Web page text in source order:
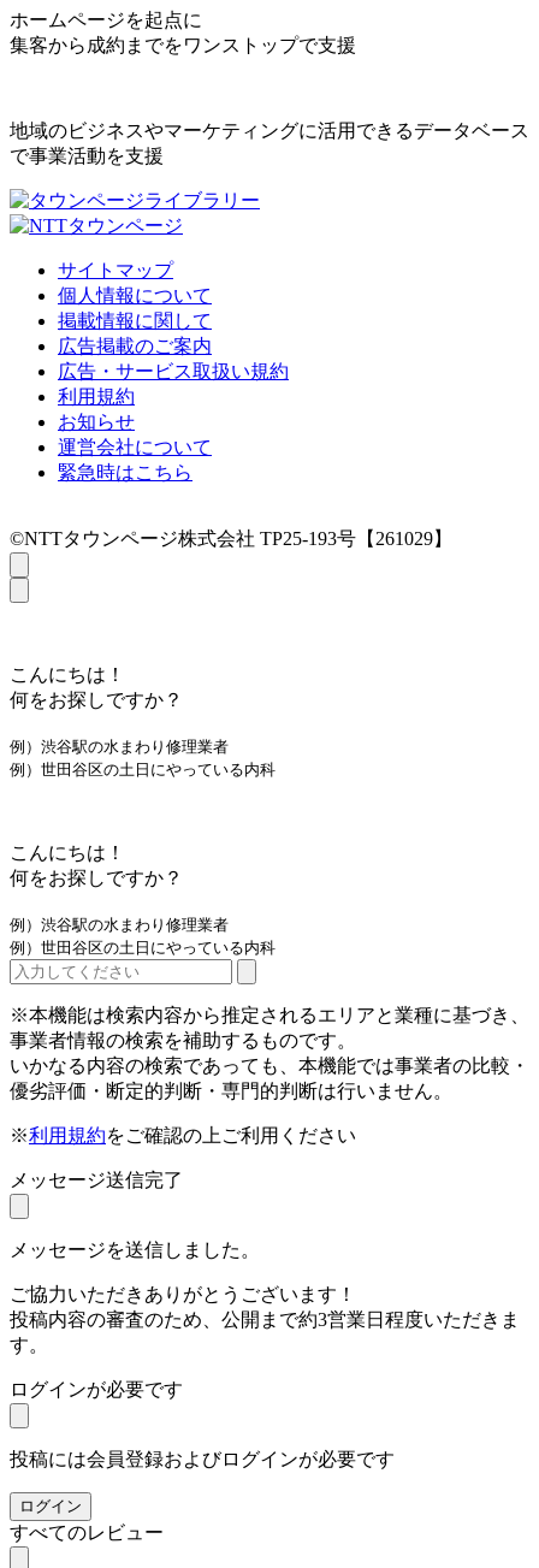
ホームページを起点に
集客から成約までをワンストップで支援
地域のビジネスやマーケティングに活用できるデータベース
で事業活動を支援
サイトマップ
個人情報について
掲載情報に関して
広告掲載のご案内
広告・サービス取扱い規約
利用規約
お知らせ
運営会社について
緊急時はこちら
©NTTタウンページ株式会社 TP25-193号【261029】
こんにちは！
何をお探しですか？
例）渋谷駅の水まわり修理業者
例）世田谷区の土日にやっている内科
こんにちは！
何をお探しですか？
例）渋谷駅の水まわり修理業者
例）世田谷区の土日にやっている内科
※本機能は検索内容から推定されるエリアと業種に基づき、
事業者情報の検索を補助するものです。
いかなる内容の検索であっても、本機能では事業者の比較・
優劣評価・断定的判断・専門的判断は行いません。
※利用規約をご確認の上ご利用ください
メッセージ送信完了
メッセージを送信しました。
ご協力いただきありがとうございます！
投稿内容の審査のため、公開まで約3営業日程度いただきま
す。
ログインが必要です
投稿には会員登録およびログインが必要です
ログイン
すべてのレビュー